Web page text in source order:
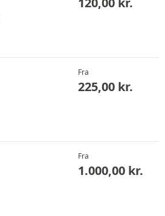
Fra
225,00 kr.
Fra
1.000,00 kr.